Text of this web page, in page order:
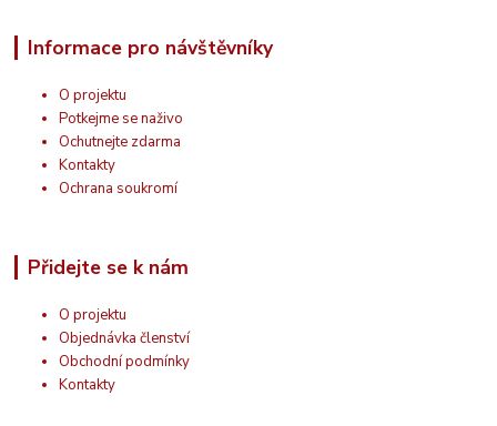
Informace pro návštěvníky
O projektu
Potkejme se naživo
Ochutnejte zdarma
Kontakty
Ochrana soukromí
Přidejte se k nám
O projektu
Objednávka členství
Obchodní podmínky
Kontakty